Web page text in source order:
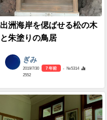
出洲海岸を偲ばせる松の木
と朱塗りの鳥居
ぎみ
2019/7/30 7 年前
- №5314
2552